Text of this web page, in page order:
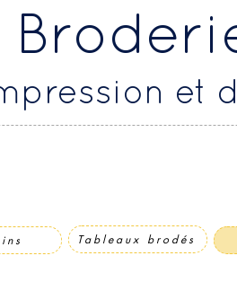
et
Tableaux brodés